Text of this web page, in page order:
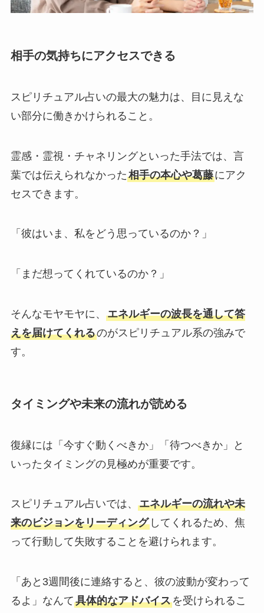
相手の気持ちにアクセスできる
スピリチュアル占いの最大の魅力は、目に見えな
い部分に働きかけられること。
霊感・霊視・チャネリングといった手法では、言
葉では伝えられなかった相手の本心や葛藤にアク
セスできます。
「彼はいま、私をどう思っているのか？」
「まだ想ってくれているのか？」
そんなモヤモヤに、 エネルギーの波長を通して答
えを届けてくれるのがスピリチュアル系の強みで
す。
タイミングや未来の流れが読める
復縁には「今すぐ動くべきか」「待つべきか」と
いったタイミングの見極めが重要です。
スピリチュアル占いでは、 エネルギーの流れや未
来のビジョンをリーディングしてくれるため、焦
って行動して失敗することを避けられます。
「あと3週間後に連絡すると、彼の波動が変わって
るよ」なんて具体的なアドバイスを受けられるこ